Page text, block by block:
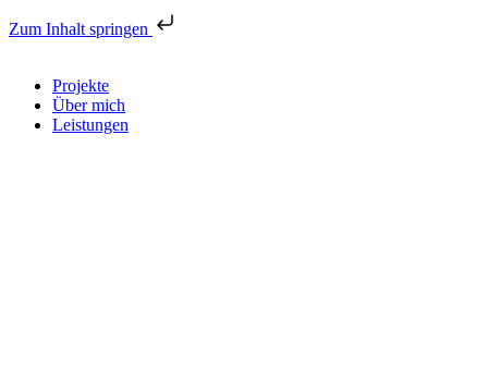
Zum Inhalt springen
Projekte
Über mich
Leistungen